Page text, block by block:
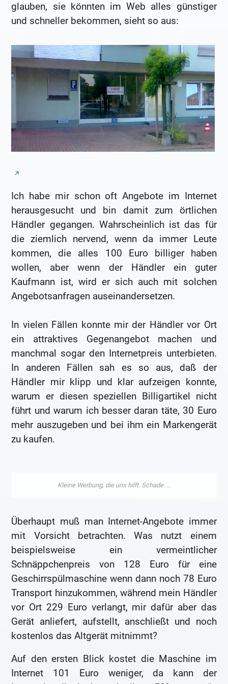
glauben, sie könnten im Web alles günstiger
und schneller bekommen, sieht so aus:
Ich habe mir schon oft Angebote im Internet
herausgesucht und bin damit zum örtlichen
Händler gegangen. Wahrscheinlich ist das für
die ziemlich nervend, wenn da immer Leute
kommen, die alles 100 Euro billiger haben
wollen, aber wenn der Händler ein guter
Kaufmann ist, wird er sich auch mit solchen
Angebotsanfragen auseinandersetzen.
In vielen Fällen konnte mir der Händler vor Ort
ein attraktives Gegenangebot machen und
manchmal sogar den Internetpreis unterbieten.
In anderen Fällen sah es so aus, daß der
Händler mir klipp und klar aufzeigen konnte,
warum er diesen speziellen Billigartikel nicht
führt und warum ich besser daran täte, 30 Euro
mehr auszugeben und bei ihm ein Markengerät
zu kaufen.
Überhaupt muß man Internet-Angebote immer
mit Vorsicht betrachten. Was nutzt einem
beispielsweise ein vermeintlicher
Schnäppchenpreis von 128 Euro für eine
Geschirrspülmaschine wenn dann noch 78 Euro
Transport hinzukommen, während mein Händler
vor Ort 229 Euro verlangt, mir dafür aber das
Gerät anliefert, aufstellt, anschließt und noch
kostenlos das Altgerät mitnimmt?
Auf den ersten Blick kostet die Maschine im
Internet 101 Euro weniger, da kann der